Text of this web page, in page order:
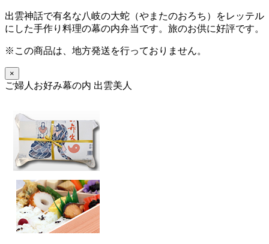
出雲神話で有名な八岐の大蛇（やまたのおろち）をレッテル
にした手作り料理の幕の内弁当です。旅のお供に好評です。
※この商品は、地方発送を行っておりません。
×
ご婦人お好み幕の内 出雲美人